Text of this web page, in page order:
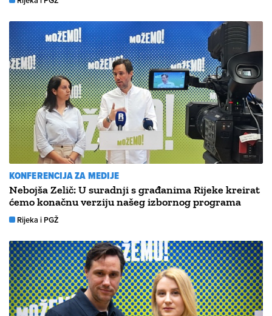
KONFERENCIJA ZA MEDIJE
Nebojša Zelič: U suradnji s građanima Rijeke kreirat
ćemo konačnu verziju našeg izbornog programa
Rijeka i PGŽ